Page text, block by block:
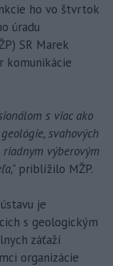
ho vo štvrtok
úradu
SR Marek
komunikácie
s viac ako
svahových
výberovým
priblížilo MŽP.
je
s geologickým
záťaží
organizácie